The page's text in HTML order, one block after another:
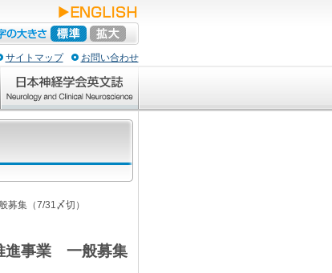
サイトマップ お問い合わせ
集（7/31〆切）
進事業 一般募集